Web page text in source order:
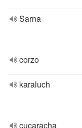
Sarna
corzo
karaluch
cucaracha